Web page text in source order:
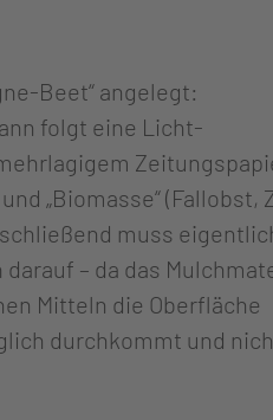
Beet“ angelegt:
folgt eine Licht-
„Biomasse“ (Fallobst,
muss
– da das
Mitteln die Oberfläche
durchkommt und